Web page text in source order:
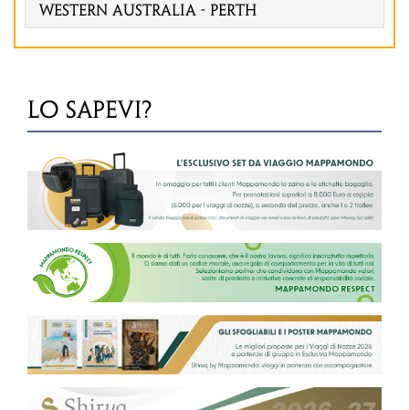
Western Australia - Perth
LO SAPEVI?